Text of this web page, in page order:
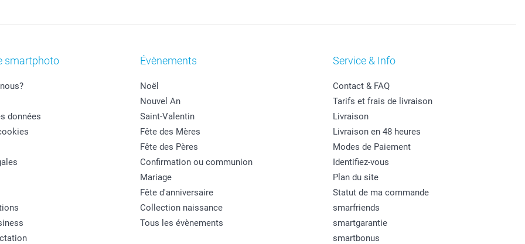
smartphoto
données
Évènements
Noël
Nouvel An
Saint-Valentin
Fête des Mères
Fête des Pères
Confirmation ou communion
Mariage
Fête d'anniversaire
Collection naissance
Tous les évènements
Service & Info
Contact & FAQ
Tarifs et frais de livraison
Livraison
Livraison en 48 heures
Modes de Paiement
Identifiez-vous
Plan du site
Statut de ma commande
smarfriends
smartgarantie
smartbonus